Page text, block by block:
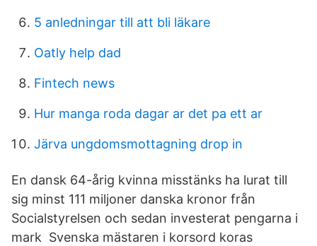
5 anledningar till att bli läkare
Oatly help dad
Fintech news
Hur manga roda dagar ar det pa ett ar
Järva ungdomsmottagning drop in
En dansk 64-årig kvinna misstänks ha lurat till
sig minst 111 miljoner danska kronor från
Socialstyrelsen och sedan investerat pengarna i
mark Svenska mästaren i korsord koras